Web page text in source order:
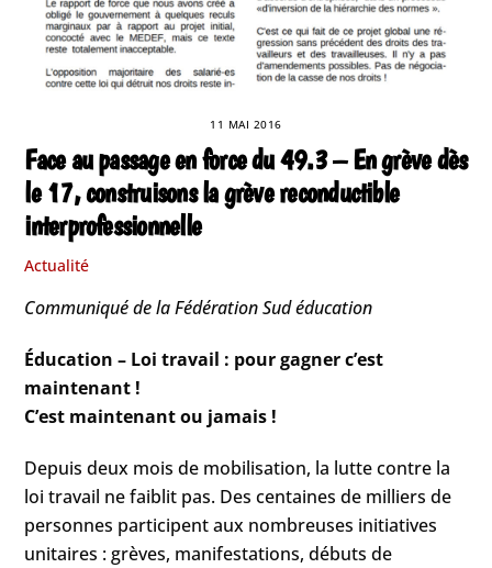
11 MAI 2016
Face au passage en force du 49.3 – En grève dès
le 17, construisons la grève reconductible
interprofessionnelle
Actualité
Communiqué de la Fédération Sud éducation
Éducation – Loi travail : pour gagner c’est
maintenant !
C’est maintenant ou jamais !
Depuis deux mois de mobilisation, la lutte contre la
loi travail ne faiblit pas. Des centaines de milliers de
personnes participent aux nombreuses initiatives
unitaires : grèves, manifestations, débuts de